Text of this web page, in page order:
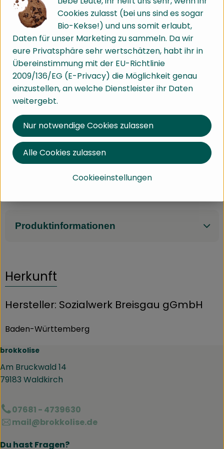
Info Herkunft
Info
Simons Sagenhafter entführt dich mit jedem Schluck
nach Mexiko. Ein kraftvoller Espresso mit würzigem
Charakter, veredelt durch intensive Noten von dunkler
Vollmundig, harmonisch und mit einem
langanhaltenden, samtigen Finish.
Vollautomaten - damit du deinen Lieblingsmoment
Produktinformationen
Herkunft
Hersteller: Sozialwerk Breisgau gGmbH
Baden-Württemberg
brokkolise
Am Bruckwald 14
79183 Waldkirch
07681 - 4739630
mail@brokkolise.de
Du hast Fragen?
Cookies zulasst (bei uns sind es sogar
Bio-Kekse!) und uns somit erlaubt,
Daten für unser Marketing zu sammeln. Da wir
eure Privatsphäre sehr wertschätzen, habt ihr in
Übereinstimmung mit der EU-Richtlinie
2009/136/EG (E-Privacy) die Möglichkeit genau
einzustellen, an welche Dienstleister ihr Daten
weitergebt.
Cookieeinstellungen
Nur notwendige Cookies zulassen
Alle Cookies zulassen